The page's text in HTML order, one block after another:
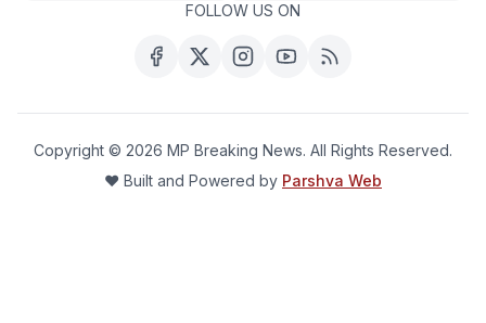
FOLLOW US ON
Copyright © 2026 MP Breaking News. All Rights Reserved.
❤️ Built and Powered by Parshva Web